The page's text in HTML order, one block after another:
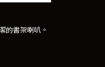
的書架喇叭。